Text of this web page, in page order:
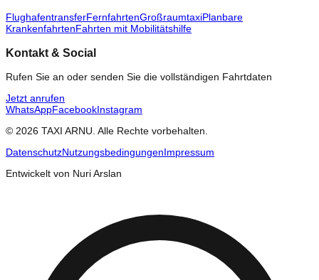
FlughafentransferFernfahrtenGroßraumtaxiPlanbare
KrankenfahrtenFahrten mit Mobilitätshilfe
Kontakt & Social
Rufen Sie an oder senden Sie die vollständigen Fahrtdaten
Jetzt anrufen
WhatsAppFacebookInstagram
© 2026 TAXI ARNU. Alle Rechte vorbehalten.
DatenschutzNutzungsbedingungenImpressum
Entwickelt von Nuri Arslan